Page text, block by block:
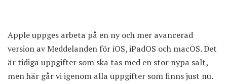
Apple uppges arbeta på en ny och mer avancerad
version av Meddelanden för iOS, iPadOS och macOS. Det
är tidiga uppgifter som ska tas med en stor nypa salt,
men här går vi igenom alla uppgifter som finns just nu.